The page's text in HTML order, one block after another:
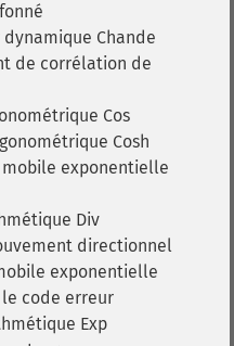
Chande
de corrélation de
Cos
Cosh
exponentielle
Div
directionnel
exponentielle
code erreur
Exp